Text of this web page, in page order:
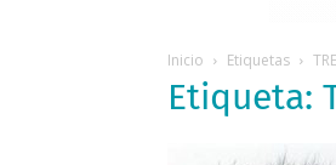
Inicio Etiquetas
Etiqueta: